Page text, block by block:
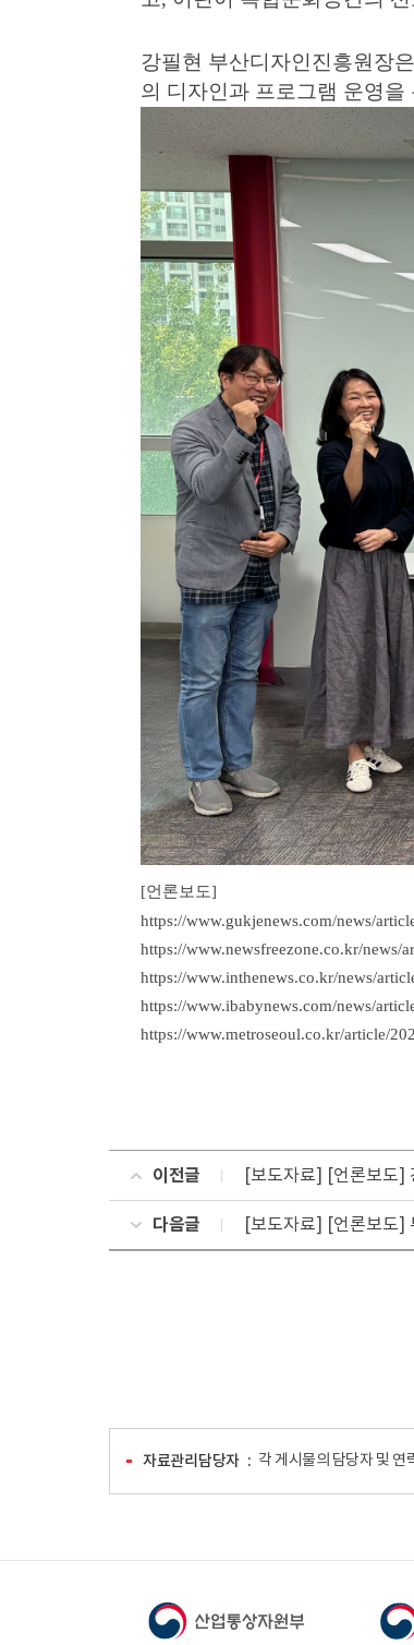
강필현 부산디자인진흥원장은
의 디자인과 프로그램 운영
[언론보도]
https://www.gukjenews.com/news/
https://www.newsfreezone.co.kr/news/
https://www.inthenews.co.kr/news/
https://www.ibabynews.com/news/
https://www.metroseoul.co.kr/article/
이전글 [보도자료] [언론보도]
다음글 [보도자료] [언론보도]
자료관리담당자 각 게시물의 담당자 및 연